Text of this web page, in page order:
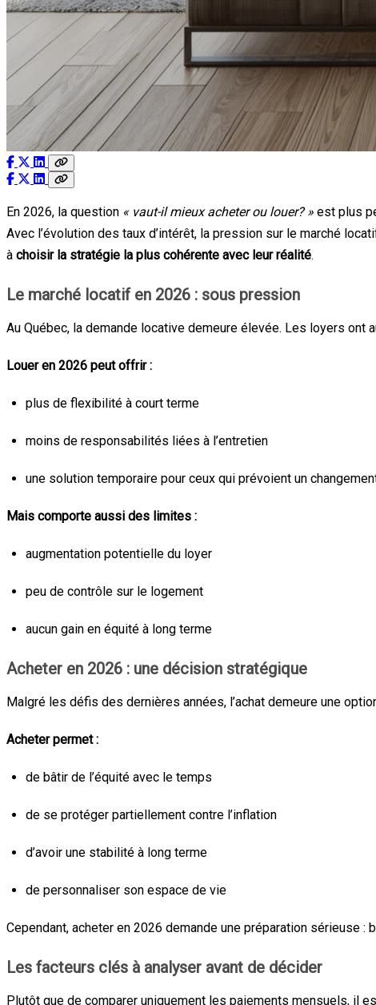
En 2026, la question « vaut-il mieux acheter ou louer? » est plus
Avec l’évolution des taux d’intérêt, la pression sur le marché
à choisir la stratégie la plus cohérente avec leur réalité.
Le marché locatif en 2026 : sous pression
Au Québec, la demande locative demeure élevée. Les loyers
Louer en 2026 peut offrir :
plus de flexibilité à court terme
moins de responsabilités liées à l’entretien
une solution temporaire pour ceux qui prévoient un
Mais comporte aussi des limites :
augmentation potentielle du loyer
peu de contrôle sur le logement
aucun gain en équité à long terme
Acheter en 2026 : une décision stratégique
Malgré les défis des dernières années, l’achat demeure une
Acheter permet :
de bâtir de l’équité avec le temps
de se protéger partiellement contre l’inflation
d’avoir une stabilité à long terme
de personnaliser son espace de vie
Cependant, acheter en 2026 demande une préparation sérieuse
Les facteurs clés à analyser avant de décider
Plutôt que de comparer uniquement les paiements mensuels, il